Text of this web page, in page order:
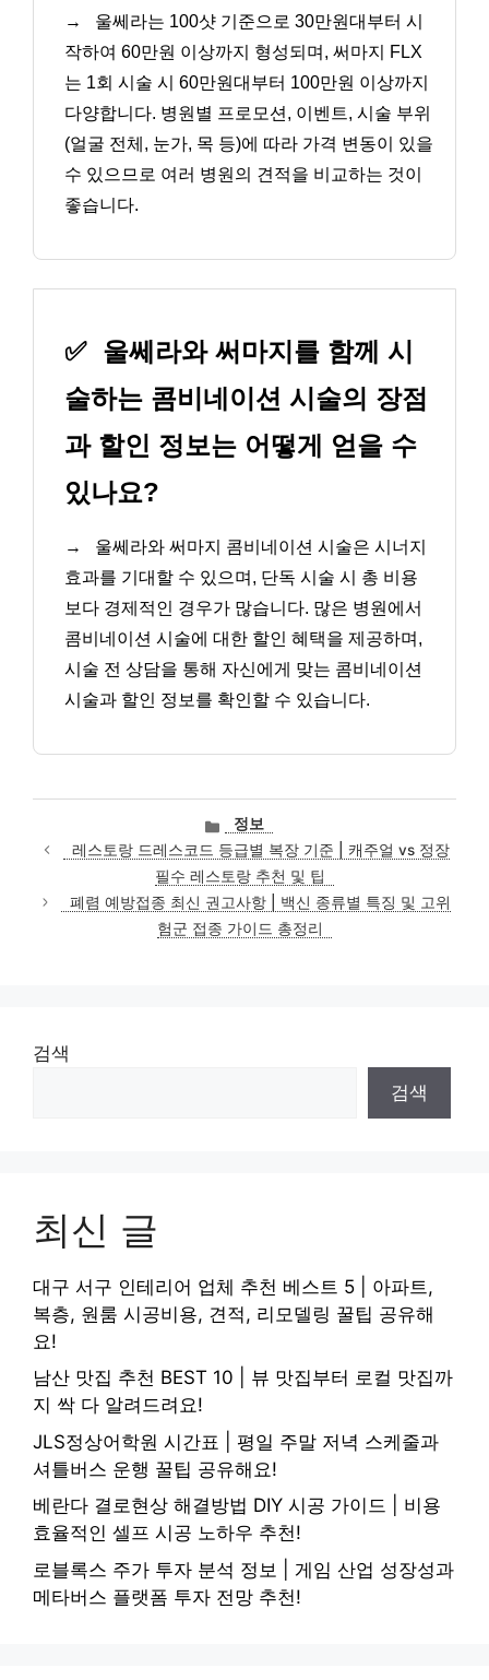
→
울쎄라는 100샷 기준으로 30만원대부터 시
작하여 60만원 이상까지 형성되며, 써마지 FLX
는 1회 시술 시 60만원대부터 100만원 이상까지
다양합니다. 병원별 프로모션, 이벤트, 시술 부위
(얼굴 전체, 눈가, 목 등)에 따라 가격 변동이 있을
수 있으므로 여러 병원의 견적을 비교하는 것이
좋습니다.
✅ 울쎄라와 써마지를 함께 시
술하는 콤비네이션 시술의 장점
과 할인 정보는 어떻게 얻을 수
있나요?
→
울쎄라와 써마지 콤비네이션 시술은 시너지
효과를 기대할 수 있으며, 단독 시술 시 총 비용
보다 경제적인 경우가 많습니다. 많은 병원에서
콤비네이션 시술에 대한 할인 혜택을 제공하며,
시술 전 상담을 통해 자신에게 맞는 콤비네이션
시술과 할인 정보를 확인할 수 있습니다.
카
테
고
리
정보
레스토랑 드레스코드 등급별 복장 기준 | 캐주얼 vs 정장
필수 레스토랑 추천 및 팁
폐렴 예방접종 최신 권고사항 | 백신 종류별 특징 및 고위
험군 접종 가이드 총정리
검색
검색
최신 글
대구 서구 인테리어 업체 추천 베스트 5 | 아파트,
복층, 원룸 시공비용, 견적, 리모델링 꿀팁 공유해
요!
남산 맛집 추천 BEST 10 | 뷰 맛집부터 로컬 맛집까
지 싹 다 알려드려요!
JLS정상어학원 시간표 | 평일 주말 저녁 스케줄과
셔틀버스 운행 꿀팁 공유해요!
베란다 결로현상 해결방법 DIY 시공 가이드 | 비용
효율적인 셀프 시공 노하우 추천!
로블록스 주가 투자 분석 정보 | 게임 산업 성장성과
메타버스 플랫폼 투자 전망 추천!